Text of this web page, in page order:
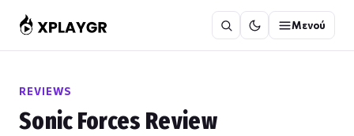
στο
περιεχόμενο
Μενού
REVIEWS
Sonic Forces Review